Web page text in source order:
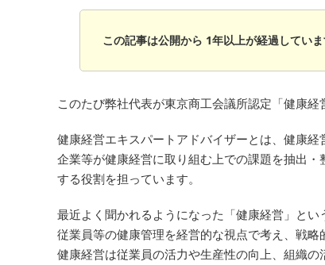
この記事は公開から 1年以上が経過してい
このたび弊社代表が東京商工会議所認定「健康経
健康経営エキスパートアドバイザーとは、健康
企業等が健康経営に取り組む上での課題を抽出
する役割を担っています。
最近よく聞かれるようになった「健康経営」とい
従業員等の健康管理を経営的な視点で考え、戦略
健康経営は従業員の活力や生産性の向上、組織